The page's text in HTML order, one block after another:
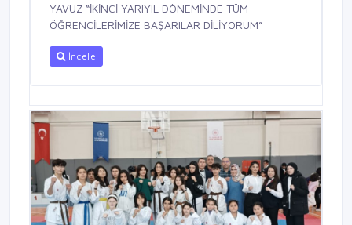
YAVUZ “İKİNCİ YARIYIL DÖNEMİNDE TÜM
ÖĞRENCİLERİMİZE BAŞARILAR DİLİYORUM”
İncele